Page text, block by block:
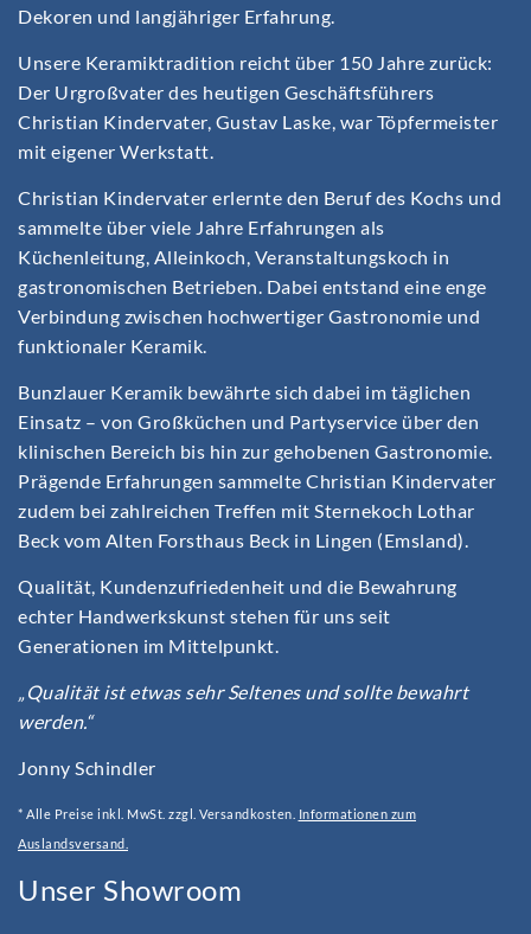
Dekoren und langjähriger Erfahrung.
Unsere Keramiktradition reicht über 150 Jahre zurück:
Der Urgroßvater des heutigen Geschäftsführers
Christian Kindervater, Gustav Laske, war Töpfermeister
mit eigener Werkstatt.
Christian Kindervater erlernte den Beruf des Kochs und
sammelte über viele Jahre Erfahrungen als
Küchenleitung, Alleinkoch, Veranstaltungskoch in
gastronomischen Betrieben. Dabei entstand eine enge
Verbindung zwischen hochwertiger Gastronomie und
funktionaler Keramik.
Bunzlauer Keramik bewährte sich dabei im täglichen
Einsatz – von Großküchen und Partyservice über den
klinischen Bereich bis hin zur gehobenen Gastronomie.
Prägende Erfahrungen sammelte Christian Kindervater
zudem bei zahlreichen Treffen mit Sternekoch Lothar
Beck vom Alten Forsthaus Beck in Lingen (Emsland).
Qualität, Kundenzufriedenheit und die Bewahrung
echter Handwerkskunst stehen für uns seit
Generationen im Mittelpunkt.
„Qualität ist etwas sehr Seltenes und sollte bewahrt
werden.“
Jonny Schindler
* Alle Preise inkl. MwSt. zzgl. Versandkosten. Informationen zum
Auslandsversand.
Unser Showroom